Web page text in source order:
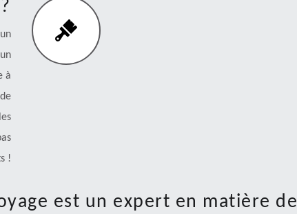
à
!
est un expert en matière de